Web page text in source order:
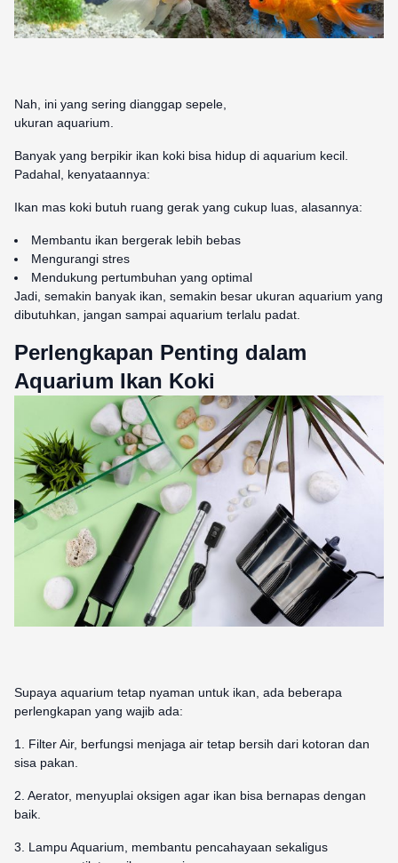
Nah, ini yang sering dianggap sepele,
ukuran aquarium.
Banyak yang berpikir ikan koki bisa hidup di aquarium kecil.
Padahal, kenyataannya:
Ikan mas koki butuh ruang gerak yang cukup luas, alasannya:
Membantu ikan bergerak lebih bebas
Mengurangi stres
Mendukung pertumbuhan yang optimal
Jadi, semakin banyak ikan, semakin besar ukuran aquarium yang
dibutuhkan, jangan sampai aquarium terlalu padat.
Perlengkapan Penting dalam
Aquarium Ikan Koki
Supaya aquarium tetap nyaman untuk ikan, ada beberapa
perlengkapan yang wajib ada:
1. Filter Air, berfungsi menjaga air tetap bersih dari kotoran dan
sisa pakan.
2. Aerator, menyuplai oksigen agar ikan bisa bernapas dengan
baik.
3. Lampu Aquarium, membantu pencahayaan sekaligus